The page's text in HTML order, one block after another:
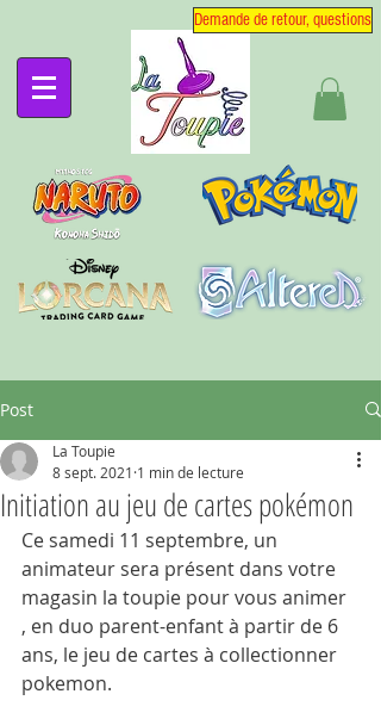
Demande de retour, questions
Post
Initiation au jeu de cartes pokémon
La Toupie
8 sept. 2021 1 min de lecture
Ce samedi 11 septembre, un
animateur sera présent dans votre
magasin la toupie pour vous animer
, en duo parent-enfant à partir de 6
ans, le jeu de cartes à collectionner
pokemon.